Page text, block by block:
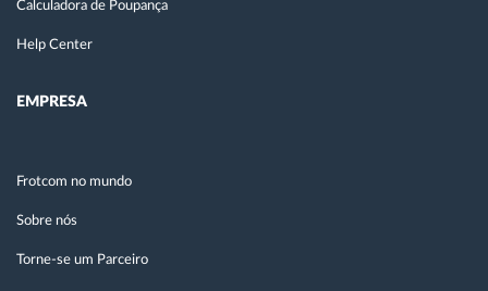
Calculadora de Poupança
Help Center
EMPRESA
Frotcom no mundo
Sobre nós
Torne-se um Parceiro